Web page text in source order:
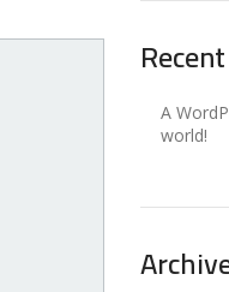
A
world!